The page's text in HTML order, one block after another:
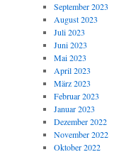
September 2023
August 2023
Juli 2023
Juni 2023
Mai 2023
April 2023
März 2023
Februar 2023
Januar 2023
Dezember 2022
November 2022
Oktober 2022